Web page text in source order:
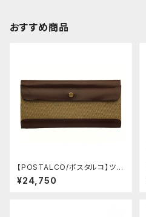
おすすめ商品
【POSTALCO/ポスタルコ】ツー
ルボックス (Olive Green)
¥24,750